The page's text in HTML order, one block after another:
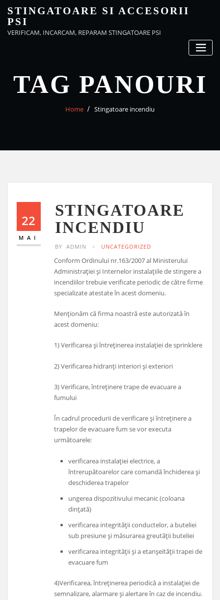
content
STINGATOARE SI ACCESORII
PSI
VERIFICAM, INCARCAM, REPARAM STINGATOARE PSI
TAG PANOURI
Home Stingatoare incendiu
22
MAI
STINGATOARE
INCENDIU
BY ADMIN UNCATEGORIZED
Conform Ordinului nr.163/2007 al Ministerului
Administraţiei şi Internelor instalaţiile de stingere a
incendiilor trebuie verificate periodic de către firme
specializate atestate în acest domeniu.
Menţionăm că firma noastră este autorizată în
acest domeniu:
1) Verificarea și întreținerea instalației de sprinklere
2) Verificarea hidranți interiori și exteriori
3) Verificare, întreținere trape de evacuare a
fumului
În cadrul procedurii de verificare și întreținere a
trapelor de evacuare fum se vor executa
următoarele:
verificarea instalației electrice, a
întrerupătoarelor care comandă închiderea și
deschiderea trapelor
ungerea dispozitivului mecanic (coloana
dințată)
verificarea integrității conductelor, a buteliei
sub presiune și măsurarea greutății buteliei
verificarea integrității și a etanșeității trapei de
evacuare fum
4)Verificarea, întreţinerea periodică a instalaţiei de
semnalizare, alarmare şi alertare în caz de incendiu.